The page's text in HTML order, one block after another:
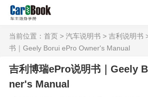
当前位置： 首页 > 汽车说明书 > 吉利说明书
书｜Geely Borui ePro Owner's Manual
吉利博瑞ePro说明书｜Geely
ner's Manual